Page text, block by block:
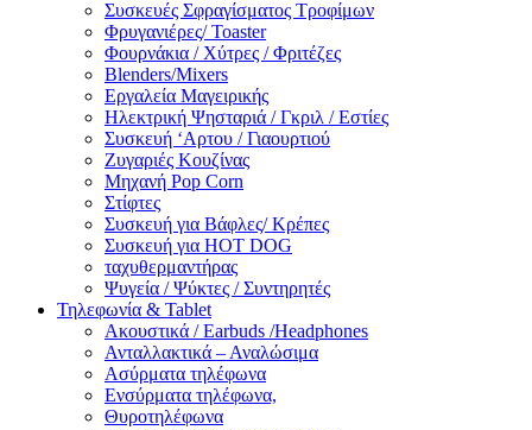
Συσκευές Σφραγίσματος Τροφίμων
Φρυγανιέρες/ Toaster
Φουρνάκια / Χύτρες / Φριτέζες
Blenders/Mixers
Εργαλεία Μαγειρικής
Ηλεκτρική Ψησταριά / Γκριλ / Eστίες
Συσκευή ‘Αρτου / Γιαουρτιού
Ζυγαριές Κουζίνας
Μηχανή Pop Corn
Στίφτες
Συσκευή για Βάφλες/ Κρέπες
Συσκευή για HOT DOG
ταχυθερμαντήρας
Ψυγεία / Ψύκτες / Συντηρητές
Τηλεφωνία & Tablet
Ακουστικά / Earbuds /Headphones
Ανταλλακτικά – Αναλώσιμα
Ασύρματα τηλέφωνα
Ενσύρματα τηλέφωνα,
Θυροτηλέφωνα